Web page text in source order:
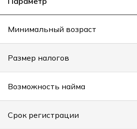
Минимальный возраст
Размер налогов
Возможность найма
Срок регистрации